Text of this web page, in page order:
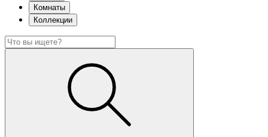
Комнаты
Коллекции